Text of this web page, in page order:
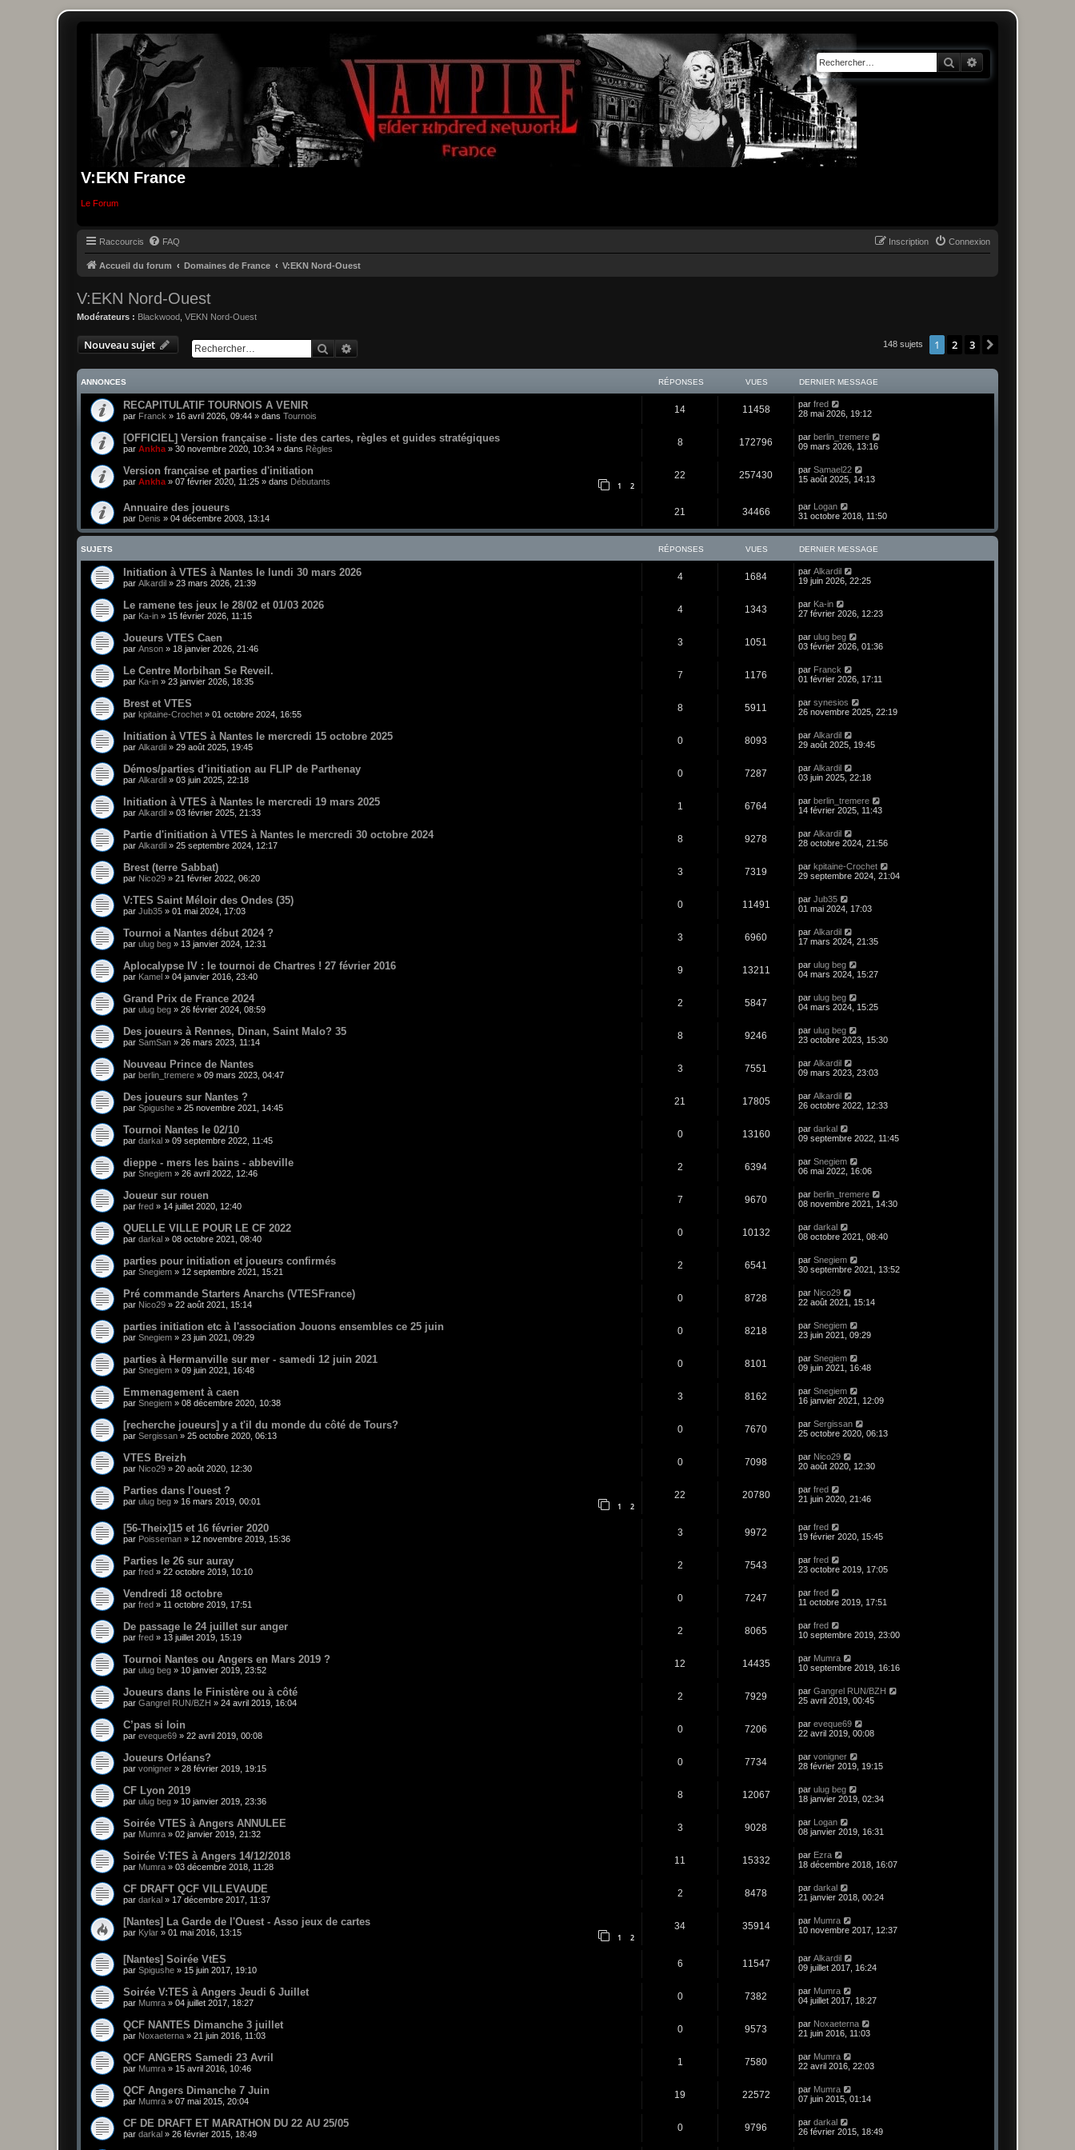
V:EKN France
Le Forum
Rechercher
Raccourcis FAQ Connexion
Inscription
Accueil du forum Domaines de France V:EKN Nord-Ouest
V:EKN Nord-Ouest
Modérateurs : Blackwood VEKN Nord-Ouest
Nouveau sujet Rechercher 148 sujets 1 2 3
ANNONCES RÉPONSES VUES DERNIER MESSAGE
RECAPITULATIF TOURNOIS A VENIR
par Franck » 16 avril 2026, 09:44 » dans Tournois
14 11458 par fred
28 mai 2026, 19:12
[OFFICIEL] Version française - liste des cartes, règles et guides stratégiques
par Ankha » 30 novembre 2020, 10:34 » dans Règles
8 172796 par berlin_tremere
09 mars 2026, 13:16
Version française et parties d'initiation
par Ankha » 07 février 2020, 11:25 » dans Débutants 1 2
22 257430 par Samael22
15 août 2025, 14:13
Annuaire des joueurs
par Denis » 04 décembre 2003, 13:14
21 34466 par
Logan
31 octobre 2018, 11:50
SUJETS RÉPONSES VUES DERNIER MESSAGE
Initiation à VTES à Nantes le lundi 30 mars 2026
par Alkardil » 23 mars 2026, 21:39
4 1684 par Alkardil
19 juin 2026, 22:25
Le ramene tes jeux le 28/02 et 01/03 2026
par Ka-in » 15 février 2026, 11:15
4 1343 par Ka-in
27 février 2026, 12:23
Joueurs VTES Caen
par Anson » 18 janvier 2026, 21:46
3 1051 par ulug beg
03 février 2026, 01:36
Le Centre Morbihan Se Reveil.
par Ka-in » 23 janvier 2026, 18:35
7 1176 par Franck
01 février 2026, 17:11
Brest et VTES
par kpitaine-Crochet » 01 octobre 2024, 16:55
8 5911 par synesios
26 novembre 2025, 22:19
Initiation à VTES à Nantes le mercredi 15 octobre 2025
par Alkardil » 29 août 2025, 19:45
0 8093 par Alkardil
29 août 2025, 19:45
Démos/parties d’initiation au FLIP de Parthenay
par Alkardil » 03 juin 2025, 22:18
0 7287 par Alkardil
03 juin 2025, 22:18
Initiation à VTES à Nantes le mercredi 19 mars 2025
par Alkardil » 03 février 2025, 21:33
1 6764 par berlin_tremere
14 février 2025, 11:43
Partie d'initiation à VTES à Nantes le mercredi 30 octobre 2024
par Alkardil » 25 septembre 2024, 12:17
8 9278 par Alkardil
28 octobre 2024, 21:56
Brest (terre Sabbat)
par Nico29 » 21 février 2022, 06:20
3 7319 par kpitaine-Crochet
29 septembre 2024, 21:04
V:TES Saint Méloir des Ondes (35)
par Jub35 » 01 mai 2024, 17:03
0 11491 par Jub35
01 mai 2024, 17:03
Tournoi a Nantes début 2024 ?
par ulug beg » 13 janvier 2024, 12:31
3 6960 par Alkardil
17 mars 2024, 21:35
Aplocalypse IV : le tournoi de Chartres ! 27 février 2016
par Kamel » 04 janvier 2016, 23:40
9 13211 par ulug beg
04 mars 2024, 15:27
Grand Prix de France 2024
par ulug beg » 26 février 2024, 08:59
2 5847 par ulug beg
04 mars 2024, 15:25
Des joueurs à Rennes, Dinan, Saint Malo? 35
par SamSan » 26 mars 2023, 11:14
8 9246 par ulug beg
23 octobre 2023, 15:30
Nouveau Prince de Nantes
par berlin_tremere » 09 mars 2023, 04:47
3 7551 par Alkardil
09 mars 2023, 23:03
Des joueurs sur Nantes ?
par Spigushe » 25 novembre 2021, 14:45
21 17805 par Alkardil
26 octobre 2022, 12:33
Tournoi Nantes le 02/10
par darkal » 09 septembre 2022, 11:45
0 13160 par darkal
09 septembre 2022, 11:45
dieppe - mers les bains - abbeville
par Snegiem » 26 avril 2022, 12:46
2 6394 par Snegiem
06 mai 2022, 16:06
Joueur sur rouen
par fred » 14 juillet 2020, 12:40
7 9670 par berlin_tremere
08 novembre 2021, 14:30
QUELLE VILLE POUR LE CF 2022
par darkal » 08 octobre 2021, 08:40
0 10132 par darkal
08 octobre 2021, 08:40
parties pour initiation et joueurs confirmés
par Snegiem » 12 septembre 2021, 15:21
2 6541 par Snegiem
30 septembre 2021, 13:52
Pré commande Starters Anarchs (VTESFrance)
par Nico29 » 22 août 2021, 15:14
0 8728 par Nico29
22 août 2021, 15:14
parties initiation etc à l'association Jouons ensembles ce 25 juin
par Snegiem » 23 juin 2021, 09:29
0 8218 par Snegiem
23 juin 2021, 09:29
parties à Hermanville sur mer - samedi 12 juin 2021
par Snegiem » 09 juin 2021, 16:48
0 8101 par Snegiem
09 juin 2021, 16:48
Emmenagement à caen
par Snegiem » 08 décembre 2020, 10:38
3 8162 par Snegiem
16 janvier 2021, 12:09
[recherche joueurs] y a t'il du monde du côté de Tours?
par Sergissan » 25 octobre 2020, 06:13
0 7670 par Sergissan
25 octobre 2020, 06:13
VTES Breizh
par Nico29 » 20 août 2020, 12:30
0 7098 par Nico29
20 août 2020, 12:30
Parties dans l'ouest ?
par ulug beg » 16 mars 2019, 00:01 1 2
22 20780 par fred
21 juin 2020, 21:46
[56-Theix]15 et 16 février 2020
par Poisseman » 12 novembre 2019, 15:36
3 9972 par fred
19 février 2020, 15:45
Parties le 26 sur auray
par fred » 22 octobre 2019, 10:10
2 7543 par fred
23 octobre 2019, 17:05
Vendredi 18 octobre
par fred » 11 octobre 2019, 17:51
0 7247 par fred
11 octobre 2019, 17:51
De passage le 24 juillet sur anger
par fred » 13 juillet 2019, 15:19
2 8065 par fred
10 septembre 2019, 23:00
Tournoi Nantes ou Angers en Mars 2019 ?
par ulug beg » 10 janvier 2019, 23:52
12 14435 par Mumra
10 septembre 2019, 16:16
Joueurs dans le Finistère ou à côté
par Gangrel RUN/BZH » 24 avril 2019, 16:04
2 7929 par Gangrel RUN/BZH
25 avril 2019, 00:45
C’pas si loin
par eveque69 » 22 avril 2019, 00:08
0 7206 par eveque69
22 avril 2019, 00:08
Joueurs Orléans?
par vonigner » 28 février 2019, 19:15
0 7734 par vonigner
28 février 2019, 19:15
CF Lyon 2019
par ulug beg » 10 janvier 2019, 23:36
8 12067 par ulug beg
18 janvier 2019, 02:34
Soirée VTES à Angers ANNULEE
par Mumra » 02 janvier 2019, 21:32
3 9028 par Logan
08 janvier 2019, 16:31
Soirée V:TES à Angers 14/12/2018
par Mumra » 03 décembre 2018, 11:28
11 15332 par Ezra
18 décembre 2018, 16:07
CF DRAFT QCF VILLEVAUDE
par darkal » 17 décembre 2017, 11:37
2 8478 par darkal
21 janvier 2018, 00:24
[Nantes] La Garde de l'Ouest - Asso jeux de cartes
par Kylar » 01 mai 2016, 13:15 1 2
34 35914 par Mumra
10 novembre 2017, 12:37
[Nantes] Soirée VtES
par Spigushe » 15 juin 2017, 19:10
6 11547 par Alkardil
09 juillet 2017, 16:24
Soirée V:TES à Angers Jeudi 6 Juillet
par Mumra » 04 juillet 2017, 18:27
0 7382 par Mumra
04 juillet 2017, 18:27
QCF NANTES Dimanche 3 juillet
par Noxaeterna » 21 juin 2016, 11:03
0 9573 par Noxaeterna
21 juin 2016, 11:03
QCF ANGERS Samedi 23 Avril
par Mumra » 15 avril 2016, 10:46
1 7580 par Mumra
22 avril 2016, 22:03
QCF Angers Dimanche 7 Juin
par Mumra » 07 mai 2015, 20:04
19 22572 par Mumra
07 juin 2015, 01:14
CF DE DRAFT ET MARATHON DU 22 AU 25/05
par darkal » 26 février 2015, 18:49
0 9796 par darkal
26 février 2015, 18:49